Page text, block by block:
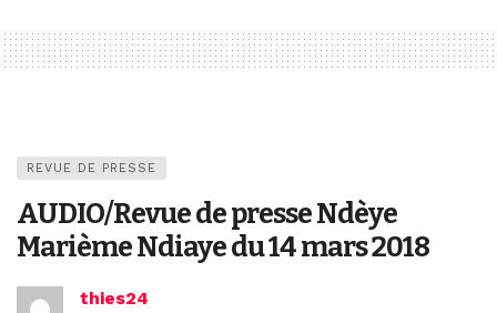
REVUE DE PRESSE
AUDIO/Revue de presse Ndèye
Marième Ndiaye du 14 mars 2018
thies24